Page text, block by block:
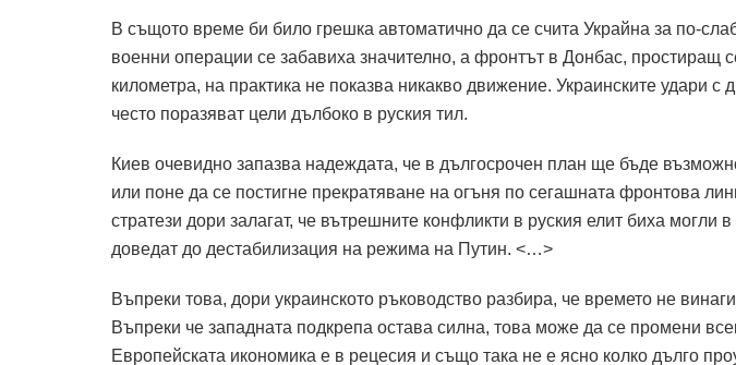
В същото време би било грешка автоматично да се счита Украйна за по-
военни операции се забавиха значително, а фронтът в Донбас, простиращ
километра, на практика не показва никакво движение. Украинските удари с
често поразяват цели дълбоко в руския тил.
Киев очевидно запазва надеждата, че в дългосрочен план ще бъде
или поне да се постигне прекратяване на огъня по сегашната фронтова
стратези дори залагат, че вътрешните конфликти в руския елит биха могли
доведат до дестабилизация на режима на Путин. <…>
Въпреки това, дори украинското ръководство разбира, че времето не
Въпреки че западната подкрепа остава силна, това може да се промени
Европейската икономика е в рецесия и също така не е ясно колко дълго